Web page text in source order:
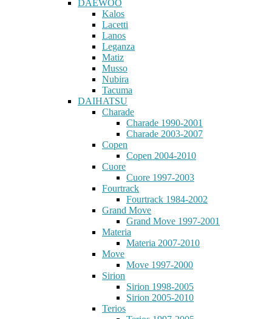
DAEWOO
Kalos
Lacetti
Lanos
Leganza
Matiz
Musso
Nubira
Tacuma
DAIHATSU
Charade
Charade 1990-2001
Charade 2003-2007
Copen
Copen 2004-2010
Cuore
Cuore 1997-2003
Fourtrack
Fourtrack 1984-2002
Grand Move
Grand Move 1997-2001
Materia
Materia 2007-2010
Move
Move 1997-2000
Sirion
Sirion 1998-2005
Sirion 2005-2010
Terios